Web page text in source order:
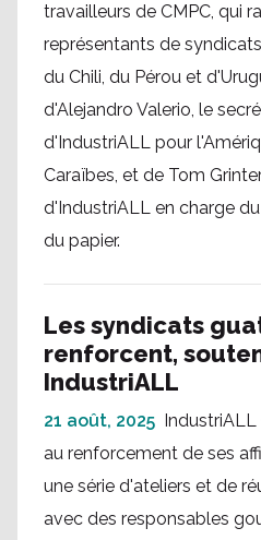
travailleurs de CMPC, qui
représentants de
du Chili, du Pérou et
d'Alejandro Valerio, le
d'IndustriALL pour
Caraïbes, et de Tom
d'IndustriALL en charge
du papier.
Les syndicats
renforcent,
IndustriALL
21 août, 2025
au renforcement de ses
une série d'ateliers et de
avec des responsables